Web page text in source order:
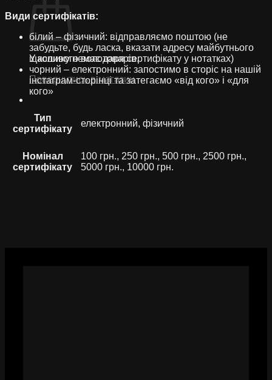
У кошику немає товарів.
Повернутись в магазин
Види сертифікатів:
білий – фізичний: відправляємо поштою (не
забудьте, будь ласка, вказати адресу майбутнього
щасливого володаря сертифікату у нотатках)
чорний – електронний: запостимо в сторіс на нашій
інстаграм-сторінці та затегаємо «від кого» і «для
кого»
Тип
сертифікату
електронний, фізичний
Номінал
сертифікату
100 грн., 250 грн., 500 грн., 2500 грн.,
5000 грн., 10000 грн.